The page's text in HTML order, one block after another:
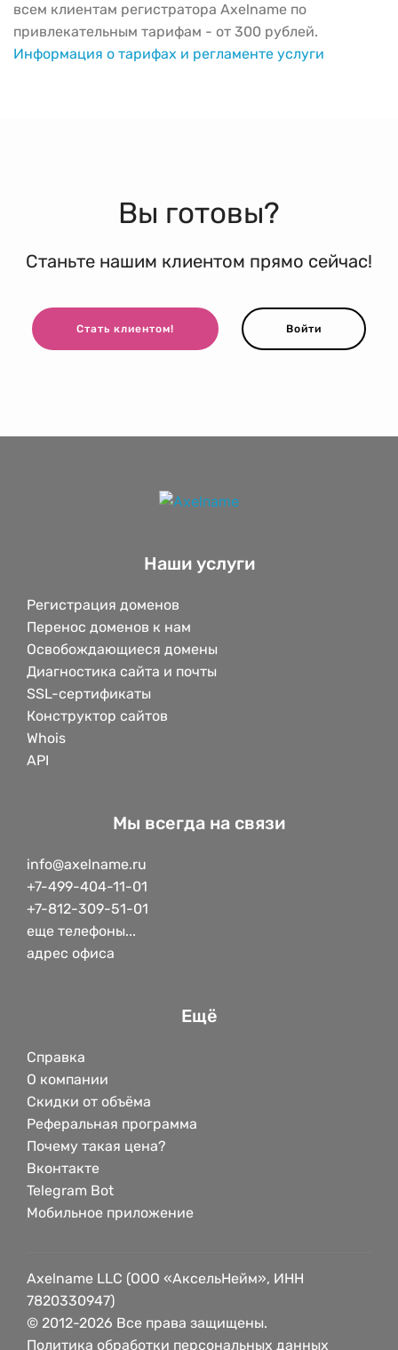
всем клиентам регистратора Axelname по
привлекательным тарифам - от 300 рублей.
Информация о тарифах и регламенте услуги
Вы готовы?
Станьте нашим клиентом прямо сейчас!
Стать клиентом! Войти
Наши услуги
Регистрация доменов
Перенос доменов к нам
Освобождающиеся домены
Диагностика сайта и почты
SSL-сертификаты
Конструктор сайтов
Whois
API
Мы всегда на связи
info@axelname.ru
+7-499-404-11-01
+7-812-309-51-01
еще телефоны...
адрес офиса
Ещё
Справка
О компании
Скидки от объёма
Реферальная программа
Почему такая цена?
Вконтакте
Telegram Bot
Мобильное приложение
Axelname LLC (ООО «АксельНейм», ИНН
7820330947)
© 2012-2026 Все права защищены.
Политика обработки персональных данных